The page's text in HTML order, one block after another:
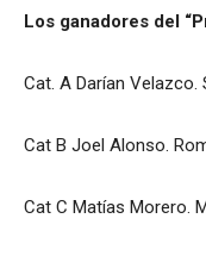
Los ganadores del
Cat. A Darían Velazco.
Cat B Joel Alonso.
Cat C Matías Morero.